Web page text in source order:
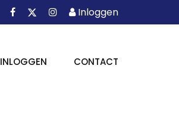
FacebookInstagram
Inloggen
Inloggen
INLOGGEN CONTACT